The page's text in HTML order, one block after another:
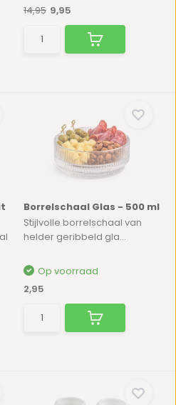
14,95 9,95
Borrelschaal Glas - 500 ml
Stijlvolle borrelschaal van
helder geribbeld gla...
Op voorraad
2,95